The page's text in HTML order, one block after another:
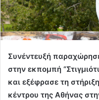
Συνέντευξή
στην εκπομπή
και εξέφρασε τη
κέντρου της Αθήνας